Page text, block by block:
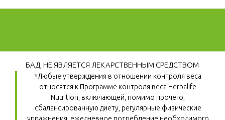
БАД, НЕ ЯВЛЯЕТСЯ ЛЕКАРСТВЕННЫМ СРЕДСТВОМ
*Любые утверждения в отношении контроля веса
относятся к Программе контроля веса Herbalife
Nutrition, включающей, помимо прочего,
сбалансированную диету, регулярные физические